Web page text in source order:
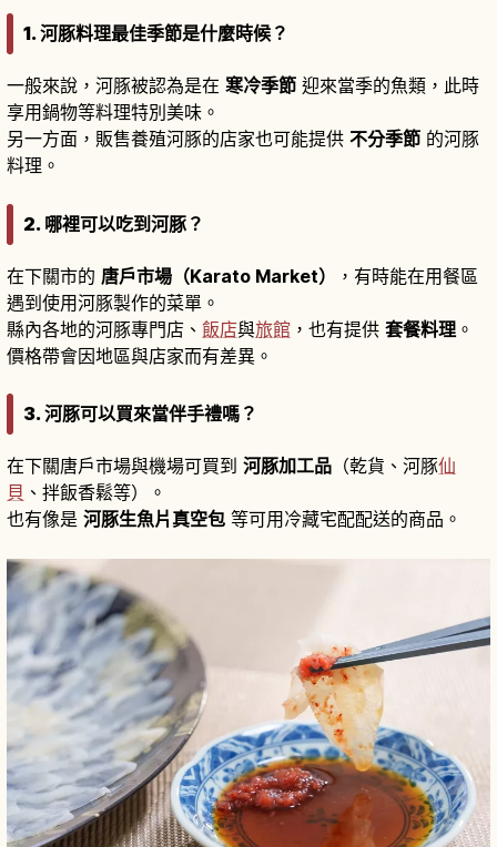
1. 河豚料理最佳季節是什麼時候？
一般來說，河豚被認為是在 寒冷季節 迎來當季的魚類，此時
享用鍋物等料理特別美味。
另一方面，販售養殖河豚的店家也可能提供 不分季節 的河豚
料理。
2. 哪裡可以吃到河豚？
在下關市的 唐戶市場（Karato Market）
，有時能在用餐區
遇到使用河豚製作的菜單。
縣內各地的河豚專門店、 飯店與旅館 ，也有提供 套餐料理 。
價格帶會因地區與店家而有差異。
3. 河豚可以買來當伴手禮嗎？
在下關唐戶市場與機場可買到 河豚加工品 （乾貨、河豚仙
貝 、拌飯香鬆等）。
也有像是 河豚生魚片真空包 等可用冷藏宅配配送的商品。